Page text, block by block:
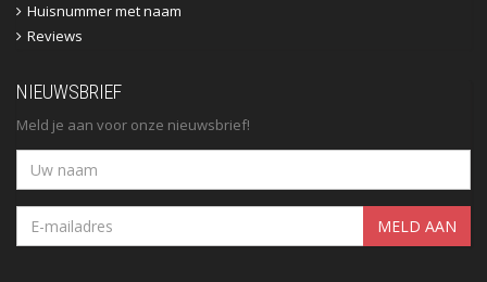
Huisnummer met naam
Reviews
NIEUWSBRIEF
Meld je aan voor onze nieuwsbrief!
MELD AAN